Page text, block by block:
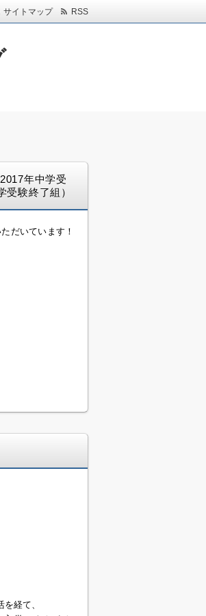
サイトマップ RSS
年中学受
験終了組）
だいています！
経て、